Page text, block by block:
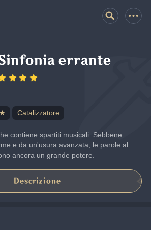
errante
Catalizzatore
contiene spartiti musicali. Sebbene
e da un'usura avanzata, le parole al
ancora un grande potere.
Descrizione